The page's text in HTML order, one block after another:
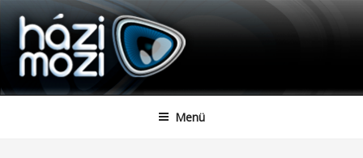
Tartalomhoz
HAZIMOZI
Menü